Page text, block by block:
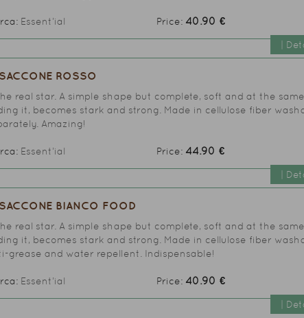
Essent’ial Price: 40.90 €
|
ROSSO
real star. A simple shape but complete, soft and at the
it, becomes stark and strong. Made in cellulose fiber
Amazing!
Essent’ial Price: 44.90 €
|
BIANCO FOOD
real star. A simple shape but complete, soft and at the
it, becomes stark and strong. Made in cellulose fiber
grease and water repellent. Indispensable!
Essent’ial Price: 40.90 €
|